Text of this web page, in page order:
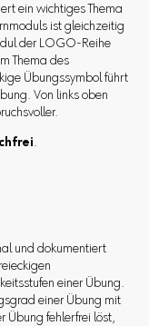
ein wichtiges Thema
ist gleichzeitig
der LOGO-Reihe
Thema des
Übungssymbol führt
Von links oben
.
und dokumentiert
einer Übung.
einer Übung mit
Übung fehlerfrei löst,